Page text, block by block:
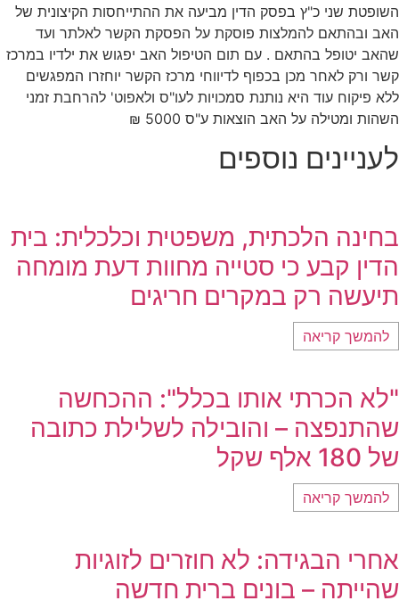
השופטת שני כ"ץ בפסק הדין מביעה את ההתייחסות הקיצונית של
האב ובהתאם להמלצות פוסקת על הפסקת הקשר לאלתר ועד
שהאב יטופל בהתאם . עם תום הטיפול האב יפגוש את ילדיו במרכז
קשר ורק לאחר מכן בכפוף לדיווחי מרכז הקשר יוחזרו המפגשים
ללא פיקוח עוד היא נותנת סמכויות לעו"ס ולאפוט' להרחבת זמני
השהות ומטילה על האב הוצאות ע"ס 5000 ₪
לעניינים נוספים
בחינה הלכתית, משפטית וכלכלית: בית
הדין קבע כי סטייה מחוות דעת מומחה
תיעשה רק במקרים חריגים
להמשך קריאה
"לא הכרתי אותו בכלל": ההכחשה
שהתנפצה – והובילה לשלילת כתובה
של 180 אלף שקל
להמשך קריאה
אחרי הבגידה: לא חוזרים לזוגיות
שהייתה – בונים ברית חדשה